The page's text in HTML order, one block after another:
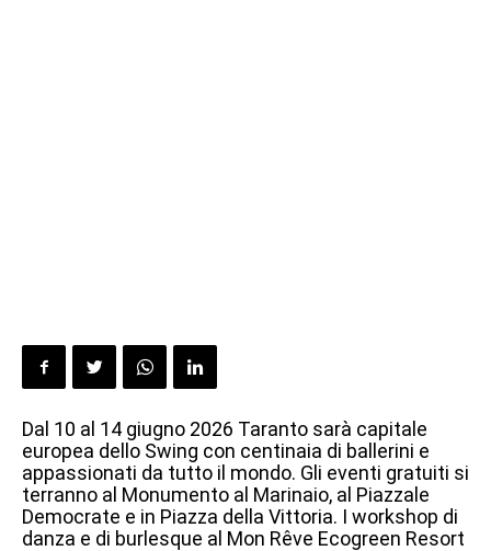
Dal 10 al 14 giugno 2026 Taranto sarà capitale
europea dello Swing con centinaia di ballerini e
appassionati da tutto il mondo. Gli eventi gratuiti si
terranno al Monumento al Marinaio, al Piazzale
Democrate e in Piazza della Vittoria. I workshop di
danza e di burlesque al Mon Rêve Ecogreen Resort